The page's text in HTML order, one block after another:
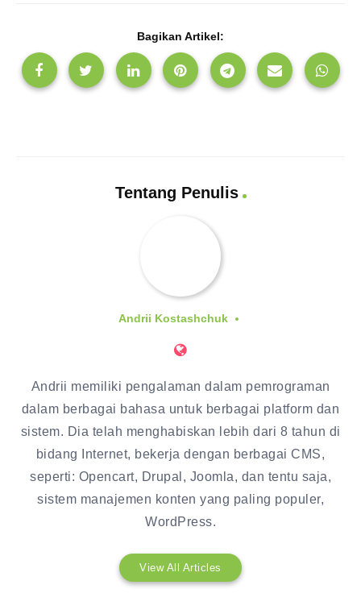
Bagikan Artikel:
Tentang Penulis
Andrii Kostashchuk
Andrii memiliki pengalaman dalam pemrograman
dalam berbagai bahasa untuk berbagai platform dan
sistem. Dia telah menghabiskan lebih dari 8 tahun di
bidang Internet, bekerja dengan berbagai CMS,
seperti: Opencart, Drupal, Joomla, dan tentu saja,
sistem manajemen konten yang paling populer,
WordPress.
View All Articles